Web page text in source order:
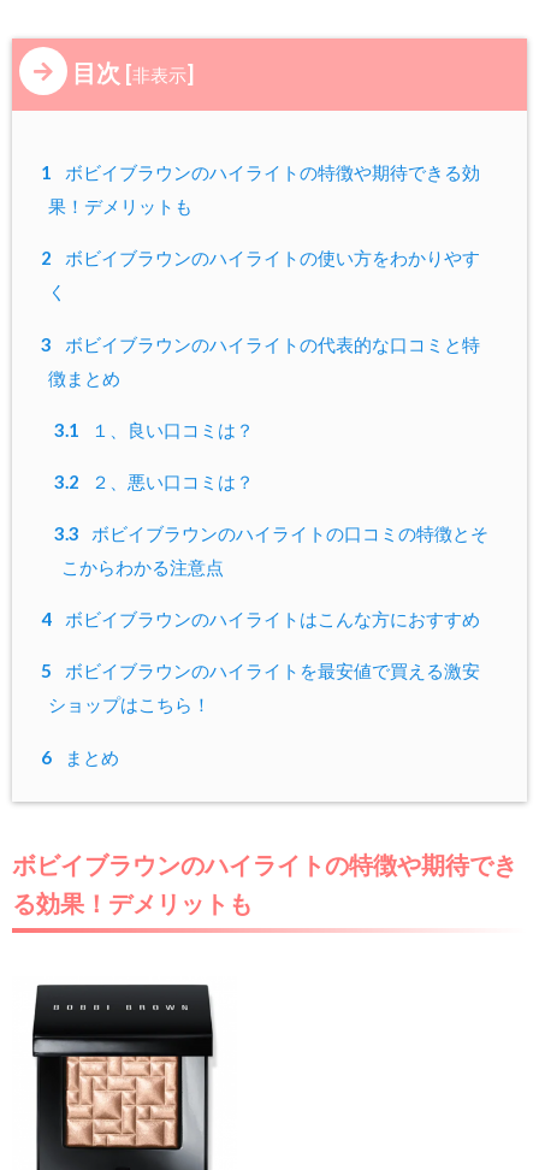
目次 [非表示]
1
ボビイブラウンのハイライトの特徴や期待できる効
果！デメリットも
2
ボビイブラウンのハイライトの使い方をわかりやす
く
3
ボビイブラウンのハイライトの代表的な口コミと特
徴まとめ
3.1 １、良い口コミは？
3.2 ２、悪い口コミは？
3.3
ボビイブラウンのハイライトの口コミの特徴とそ
こからわかる注意点
4 ボビイブラウンのハイライトはこんな方におすすめ
5
ボビイブラウンのハイライトを最安値で買える激安
ショップはこちら！
6 まとめ
ボビイブラウンのハイライトの特徴や期待でき
る効果！デメリットも